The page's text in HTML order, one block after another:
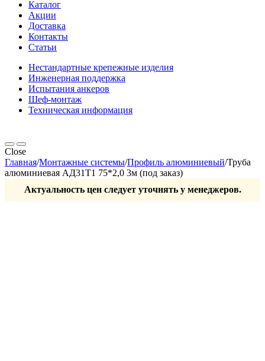
Каталог
Акции
Доставка
Контакты
Статьи
Нестандартные крепежные изделия
Инженерная поддержка
Испытания анкеров
Шеф-монтаж
Техническая информация
Close
Главная/Монтажные системы/Профиль алюминиевый/Труба
алюминиевая АД31Т1 75*2,0 3м (под заказ)
Актуальность цен следует уточнять у менеджеров.